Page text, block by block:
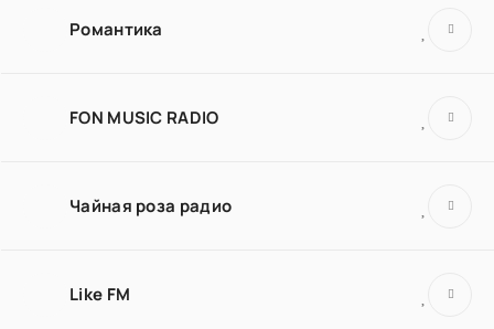
Романтика
FON MUSIC RADIO
Чайная роза радио
Like FM